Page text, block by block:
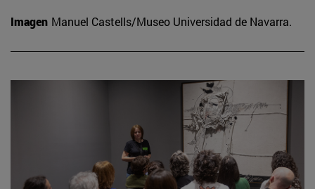
Imagen Manuel Castells/Museo Universidad de Navarra.